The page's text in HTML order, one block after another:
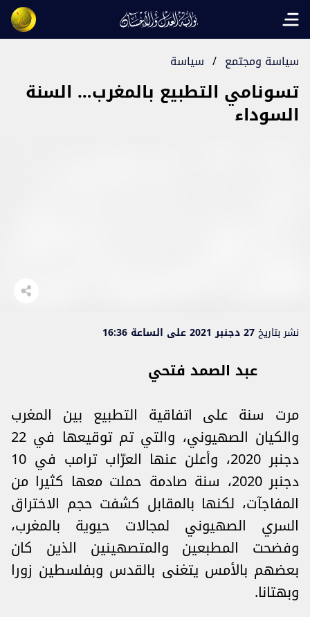
Open main menu
سياسة ومجتمع / سياسة
تسونامي التطبيع بالمغرب… السنة
السوداء
نشر بتاريخ27 دجنبر 2021 على الساعة 16:36
عبد الصمد فتحي
مرت سنة على اتفاقية التطبيع بين المغرب
والكيان الصهيوني، والتي تم توقيعها في 22
دجنبر 2020، وأعلن عنها العرّاب ترامب في 10
دجنبر 2020، سنة صادمة حملت معها كثيرا من
المفاجآت، لكنها بالمقابل كشفت حجم الاختراق
السري الصهيوني لمجالات حيوية بالمغرب،
وفضحت المطبعين والمتصهينين الذين كان
بعضهم بالأمس يتغنى بالقدس وبفلسطين زورا
وبهتانا.